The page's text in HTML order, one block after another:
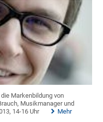
Markenbildung von
Musikmanager und
14-16 Uhr Mehr